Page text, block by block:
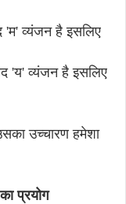
'म' व्यंजन है इसलिए
'य' व्यंजन है इसलिए
उच्चारण हमेशा
प्रयोग